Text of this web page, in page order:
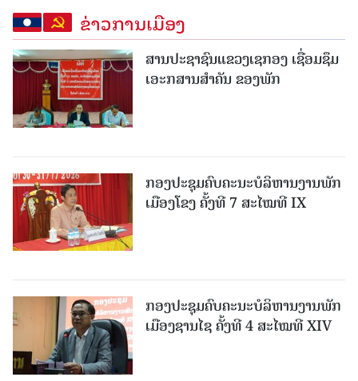
ຂ່າວການເມືອງ
ສານປະຊາຊົນແຂວງເຊກອງ ເຊື່ອມຊຶມ
ເອະກສານສໍາຄັນ ຂອງພັກ
ກອງປະຊຸມຄົບຄະນະບໍລິຫານງານພັກ
ເມືອງໂຂງ ຄັ້ງທີ 7 ສະໄໝທີ IX
ກອງປະຊຸມຄົບຄະນະບໍລິຫານງານພັກ
ເມືອງຊານ​ໄຊ ຄັ້ງທີ 4 ສະໄໝທີ XIV